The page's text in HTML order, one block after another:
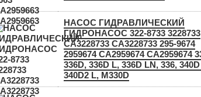
НАСОС ГИДРАВЛИЧЕСКИЙ
ГИДРОНАСОС 322-8733 3228733
CA3228733 СА3228733 295-9674
2959674 CA2959674 СА2959674
336D, 336D L, 336D LN, 336,
340D2 L, M330D